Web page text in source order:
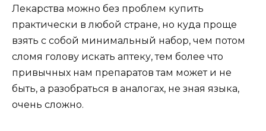
Лекарства можно без проблем купить
практически в любой стране, но куда проще
взять с собой минимальный набор, чем потом
сломя голову искать аптеку, тем более что
привычных нам препаратов там может и не
быть, а разобраться в аналогах, не зная языка,
очень сложно.